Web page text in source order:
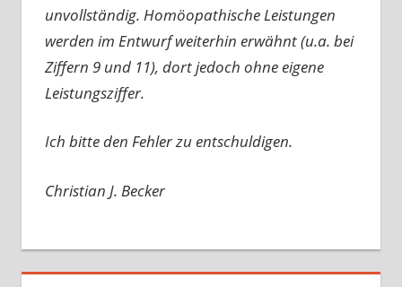
unvollständig. Homöopathische Leistungen
werden im Entwurf weiterhin erwähnt (u.a. bei
Ziffern 9 und 11), dort jedoch ohne eigene
Leistungsziffer.
Ich bitte den Fehler zu entschuldigen.
Christian J. Becker